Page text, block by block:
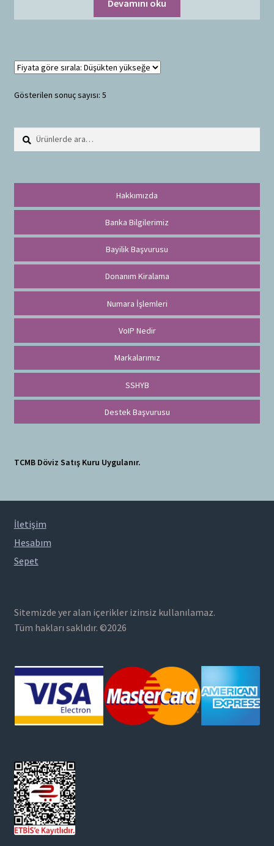
Devamını oku
Gösterilen sonuç sayısı: 5
Ara:
Hakkımızda
Banka Bilgilerimiz
Bayilik Başvurusu
Donanım Kiralama
Numara İşlemleri
VoIP Nedir
Markalarımız
SSHYB
Destek Başvurusu
TCMB Döviz Satış Kuru Uygulanır.
İletişim
Hesabım
Sepet
Sitemizde yer alan içerikler izinsiz kullanılamaz.
Tüm hakları saklıdır. ©2026